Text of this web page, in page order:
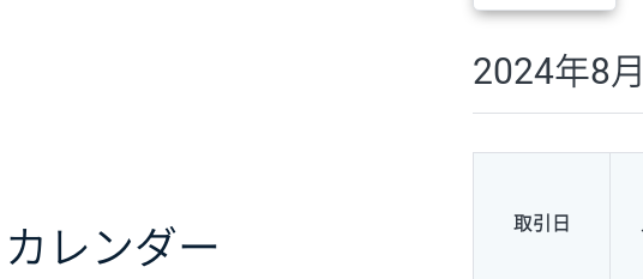
カレンダー
2024年8月
取引日